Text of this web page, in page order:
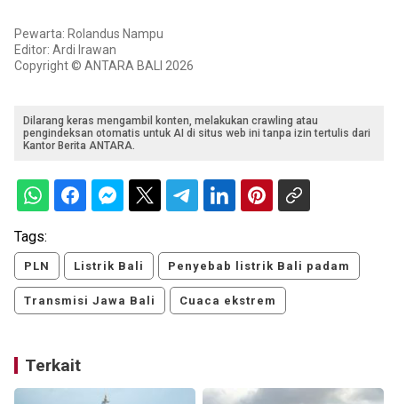
Pewarta: Rolandus Nampu
Editor: Ardi Irawan
Copyright © ANTARA BALI 2026
Dilarang keras mengambil konten, melakukan crawling atau
pengindeksan otomatis untuk AI di situs web ini tanpa izin tertulis dari
Kantor Berita ANTARA.
Tags:
PLN Listrik Bali Penyebab listrik Bali padam
Transmisi Jawa Bali Cuaca ekstrem
Terkait